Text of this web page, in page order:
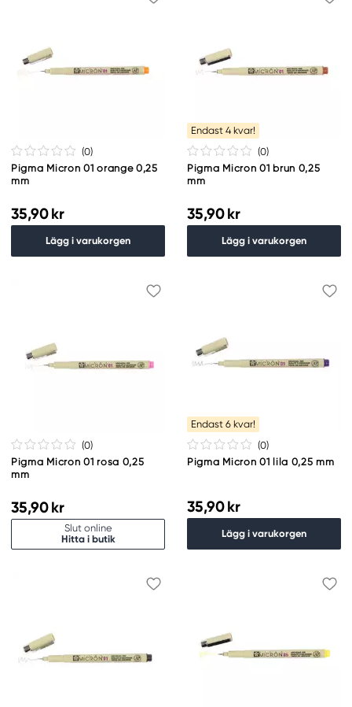
(0)
Pigma Micron 01 orange 0,25
mm
35,90 kr
Lägg i varukorgen
Endast 4 kvar!
(0)
Pigma Micron 01 brun 0,25
mm
35,90 kr
Lägg i varukorgen
(0)
Pigma Micron 01 rosa 0,25
mm
35,90 kr
Slut online
Hitta i butik
Endast 6 kvar!
(0)
Pigma Micron 01 lila 0,25 mm
35,90 kr
Lägg i varukorgen